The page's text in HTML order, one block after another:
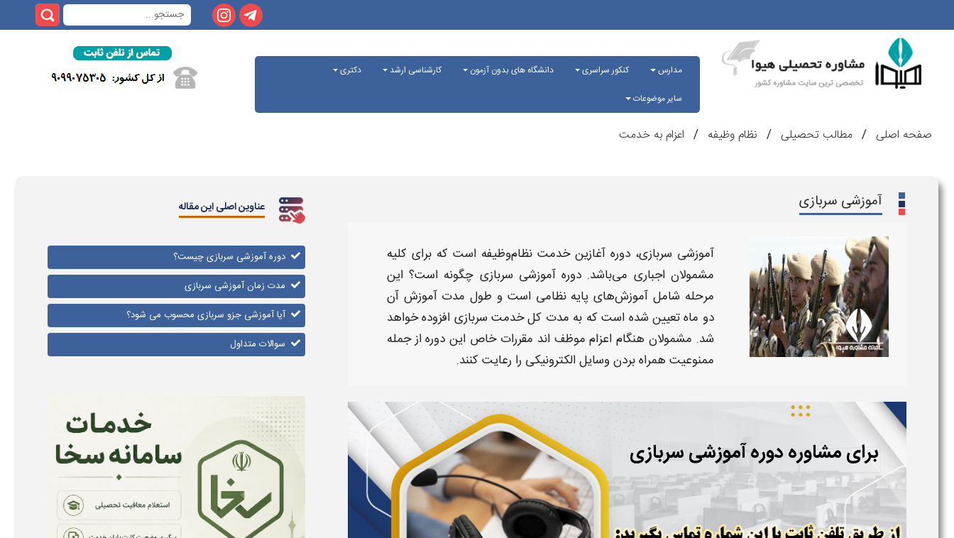
مدارس کنکور سراسری دانشگاه های بدون آزمون کارشناسی ارشد
دکتری
سایر موضوعات
صفحه اصلی مطالب تحصیلی نظام وظیفه اعزام به خدمت
آموزشی سربازی
آموزشی سربازی، دوره آغازین خدمت نظام‌وظیفه است که برای کلیه
مشمولان اجباری می‌باشد. دوره آموزشی سربازی چگونه است؟این
مرحله شامل آموزش‌های پایه نظامی است و طول مدت آموزش آن
دو ماه تعیین شده است که به مدت کل خدمت سربازی افزوده خواهد
شد. مشمولان هنگام اعزام موظف اند مقررات خاص این دوره از جمله
ممنوعیت همراه بردن وسایل الکترونیکی را رعایت کنند.
برای مشاوره دوره آموزشی سربازی
عناوین اصلی این مقاله
دوره آموزشی سربازی چیست؟
مدت زمان آموزشی سربازی
آیا آموزشی جزو سربازی محسوب می شود؟
سوالات متداول